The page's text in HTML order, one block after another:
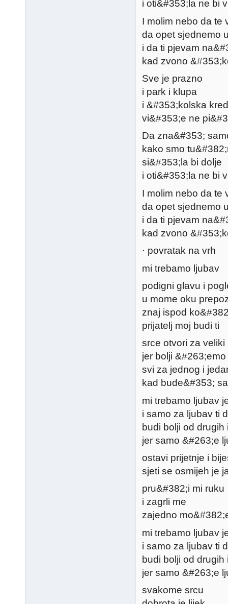
i oti&#353;la ne bi
I molim nebo da te
da opet sjednemo
i da ti pjevam
kad zvono
Sve je prazno
i park i klupa
i &#353;kolska
vi&#353;e ne
Da zna&#353;
kako smo
si&#353;la bi dolje
i oti&#353;la ne bi
I molim nebo da te
da opet sjednemo
i da ti pjevam
kad zvono
· povratak na vrh
mi trebamo ljubav
podigni glavu i
u mome oku
znaj ispod
prijatelj moj budi ti
srce otvori za veliki
jer bolji
svi za jednog i
kad bude&#353;
mi trebamo ljubav
i samo za ljubav ti
budi bolji od
jer samo &#263;e
ostavi prijetnje i
sjeti se osmijeh je
pru&#382;i mi ruku
i zagrli me
zajedno
mi trebamo ljubav
i samo za ljubav ti
budi bolji od
jer samo &#263;e
svakome srcu